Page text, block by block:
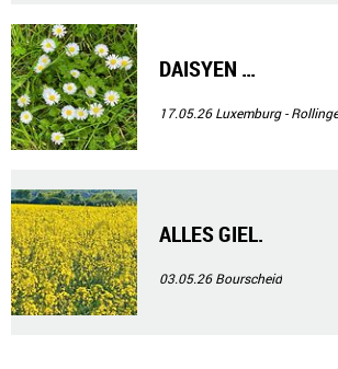
DAISYEN …
17.05.26Luxemburg -
ALLES GIEL.
03.05.26Bourscheid